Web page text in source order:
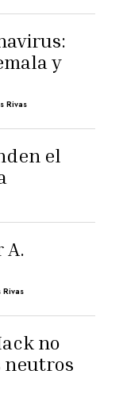
y
Rivas
el
A.
no
neutros